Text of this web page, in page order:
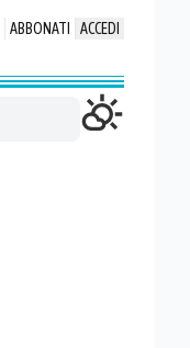
ABBONATI ACCEDI